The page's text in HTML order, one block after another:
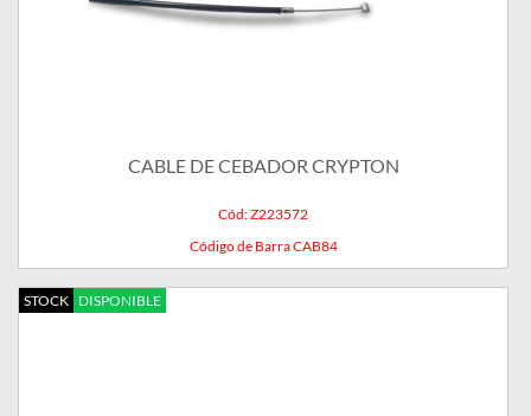
CABLE DE CEBADOR CRYPTON
Cód: Z223572
Código de Barra CAB84
STOCK DISPONIBLE